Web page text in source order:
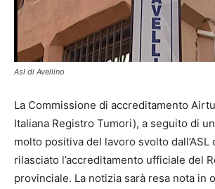
Asl di Avellino
La Commissione di accreditamento
Italiana Registro Tumori), a seguito di
molto positiva del lavoro svolto dall’ASL
rilasciato l’accreditamento ufficiale del
provinciale. La notizia sarà resa nota in